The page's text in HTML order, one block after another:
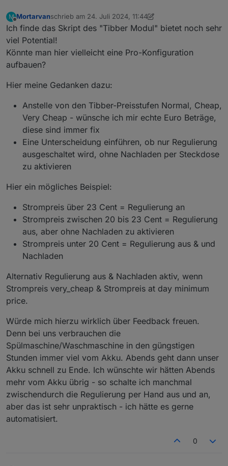
M
Offline
Mortarvanschrieb am 24. Juli 2024, 11:44
zuletzt editiert von Mortarvan
Ich finde das Skript des "Tibber Modul" bietet noch sehr
viel Potential!
Könnte man hier vielleicht eine Pro-Konfiguration
aufbauen?
Hier meine Gedanken dazu:
Anstelle von den Tibber-Preisstufen Normal, Cheap,
Very Cheap - wünsche ich mir echte Euro Beträge,
diese sind immer fix
Eine Unterscheidung einführen, ob nur Regulierung
ausgeschaltet wird, ohne Nachladen per Steckdose
zu aktivieren
Hier ein mögliches Beispiel:
Strompreis über 23 Cent = Regulierung an
Strompreis zwischen 20 bis 23 Cent = Regulierung
aus, aber ohne Nachladen zu aktivieren
Strompreis unter 20 Cent = Regulierung aus & und
Nachladen
Alternativ Regulierung aus & Nachladen aktiv, wenn
Strompreis very_cheap & Strompreis at day minimum
price.
Würde mich hierzu wirklich über Feedback freuen.
Denn bei uns verbrauchen die
Spülmaschine/Waschmaschine in den güngstigen
Stunden immer viel vom Akku. Abends geht dann unser
Akku schnell zu Ende. Ich wünschte wir hätten Abends
mehr vom Akku übrig - so schalte ich manchmal
zwischendurch die Regulierung per Hand aus und an,
aber das ist sehr unpraktisch - ich hätte es gerne
automatisiert.
0